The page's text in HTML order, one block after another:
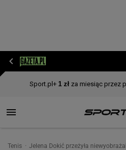
Tenis Jelena Dokić przeżyła